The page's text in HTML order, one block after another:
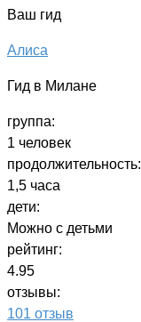
Ваш гид
Алиса
Гид в Милане
группа:
1 человек
продолжительность:
1,5 часа
дети:
Можно с детьми
рейтинг:
4.95
отзывы:
101 отзыв